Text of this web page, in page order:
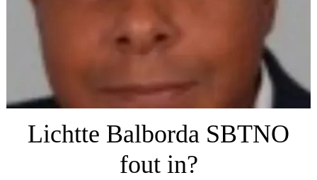
Lichtte Balborda SBTNO
fout in?